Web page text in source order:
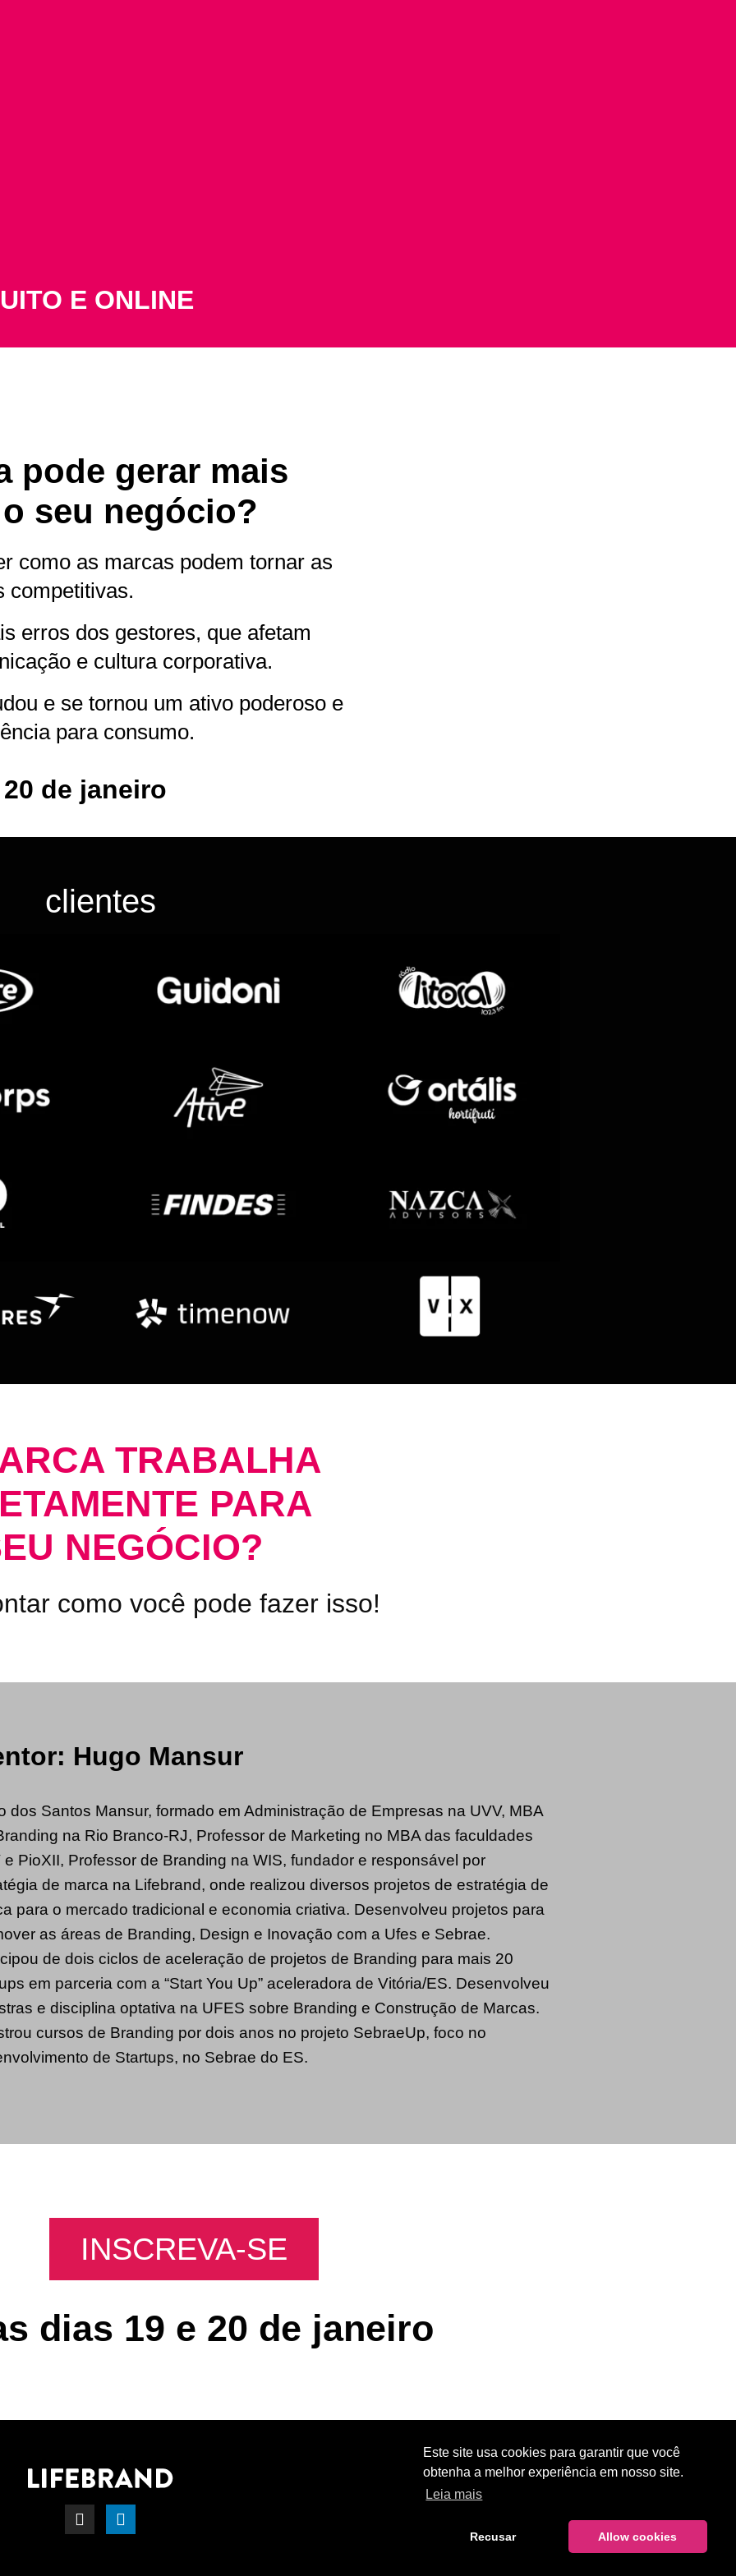
Este site usa cookies para garantir que você
obtenha a melhor experiência em nosso site.
Leia mais
Recusar Allow cookies
E ONLINE
pode gerar mais
seu negócio?
como as marcas podem tornar as
competitivas.
erros dos gestores, que afetam
e cultura corporativa.
e se tornou um ativo poderoso e
para consumo.
de janeiro
clientes
TRABALHA
PARA
NEGÓCIO?
como você pode fazer isso!
Hugo Mansur
dos Santos Mansur, formado em Administração de Empresas na UVV, MBA
na Rio Branco-RJ, Professor de Marketing no MBA das faculdades
e PioXII, Professor de Branding na WIS, fundador e responsável por
de marca na Lifebrand, onde realizou diversos projetos de estratégia de
para o mercado tradicional e economia criativa. Desenvolveu projetos para
as áreas de Branding, Design e Inovação com a Ufes e Sebrae.
de dois ciclos de aceleração de projetos de Branding para mais 20
em parceria com a “Start You Up” aceleradora de Vitória/ES. Desenvolveu
e disciplina optativa na UFES sobre Branding e Construção de Marcas.
cursos de Branding por dois anos no projeto SebraeUp, foco no
de Startups, no Sebrae do ES.
INSCREVA-SE
dias 19 e 20 de janeiro